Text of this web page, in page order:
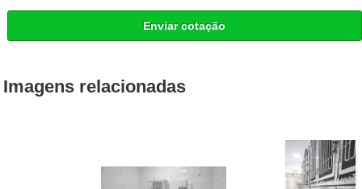
Enviar cotação
Imagens relacionadas